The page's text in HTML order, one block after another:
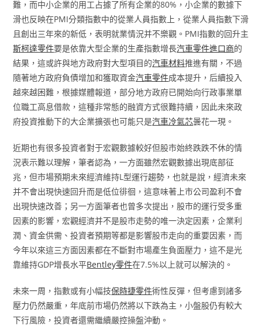
難，而中小企業的用工占據了所有企業的80%，小企業的數據下
滑也反映在PMI分類指數中的從業人員指數上，從業人員指數下滑
且創出三年來的新低，表明就業情況并不樂觀。PMI指數的回升主
斯柯達零件要是依靠大型企業的生產指數增長汽車零件進口商的
結果，這或許與地方政府對大型項目的汽車材料推進有關，不過
隨著地方政府負債增加和獲取資金汽車零件成本提升，后續投入
越來越困難，根據媒體報道，部分地方政府已開始向行政事業單
位職工高息借款，這種非常態的融資方式很難持續，因此未來政
府投資推動下的大企業擴張也可能只是汽車冷氣芯曇花一現。
近期也有很多投資者對于宏觀數據較好但股市始終跌跌不休的情
況表示難以理解，筆者認為，一方面雖然宏觀數據出現底部征
兆，但市場預期未來經濟維持L型運行趨勢，也就是說，經濟未來
并不會出現快速回升而是低位徘徊，這意味著上市公司盈利不會
出現快速改善；另一方面筆者也曾多次提出，股市的運行受多重
因素的影響，宏觀經濟并不是股市走勢的唯一決定因素，企業利
潤、資金供需、投資者預期等都是影響股市走向的重要因素，而
今年以來這三方面因素都在不斷對市場產生負面壓力，這不是光
靠維持GDP增長水平Bentley零件在7.5%以上就可以解決的。
未來一周，指數或有小幅技保時捷零件術性反彈，但考慮到諸多
壓力仍然嚴重，年底前市場仍然將以下跌為主，小盤股仍有較大
下行風險，投資者還需繼續嚴控操盤沖動。